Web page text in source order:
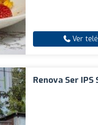
Ver
Renova Ser IPS